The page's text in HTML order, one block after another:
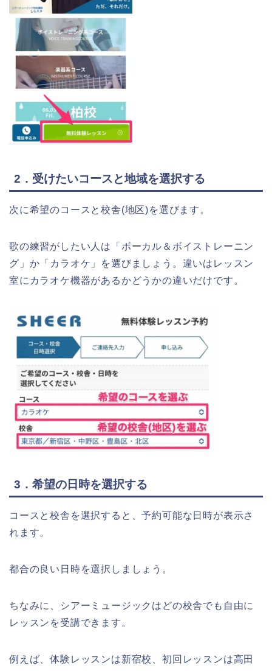
2．受けたいコースと地域を選択する
次に希望のコースと校舎(地区)を選びます。
歌の練習がしたい人は「ボーカル＆ボイストレーニン
グ」か「カラオケ」を選びましょう。違いはレッスン
室にカラオケ機器があるかどうかの違いだけです。
3．希望の日時を選択する
コースと校舎を選択すると、予約可能な日時が表示さ
れます。
都合の良い日時を選択しましょう。
ちなみに、シアーミュージックはどの校舎でも自由に
レッスンを受講できます。
例えば、体験レッスンは新宿校、初回レッスンは高田